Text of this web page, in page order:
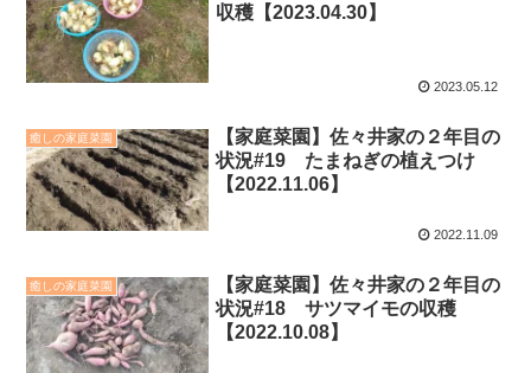
収穫【2023.04.30】
2023.05.12
癒しの家庭菜園
【家庭菜園】佐々井家の２年目の
状況#19 たまねぎの植えつけ
【2022.11.06】
2022.11.09
癒しの家庭菜園
【家庭菜園】佐々井家の２年目の
状況#18 サツマイモの収穫
【2022.10.08】